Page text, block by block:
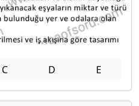
C D E